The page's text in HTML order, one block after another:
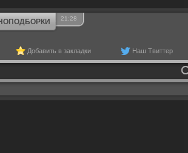
21 28
Добавить в закладки Наш Твиттер